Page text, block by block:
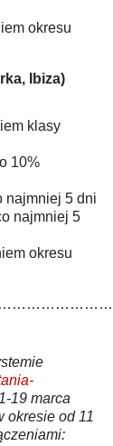
okresu
Ibiza)
klasy
10%
najmniej 5 dni
najmniej 5
okresu
19 marca
okresie od 11